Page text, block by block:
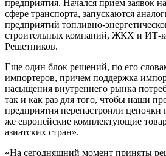
предприятия. Начался прием заявок
сфере транспорта, запускаются
предприятий топливно-
строительных компаний, ЖКХ и ИТ-
Решетников.
Еще один блок решений, по его
импортеров, причем поддержка
насыщения внутреннего рынка
так и как раз для того, чтобы наши
предприятия перенастроили цепочки
же европейские комплектующие
азиатских стран».
«На сегодняшний момент приняты